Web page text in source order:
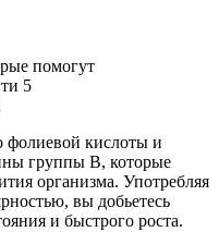
фолиевой кислоты и
группы В, которые
организма. Употребляя
вы добьетесь
и быстрого роста.